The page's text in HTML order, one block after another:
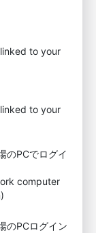
to your
to your
のPCでログイ
computer
のPCログイン